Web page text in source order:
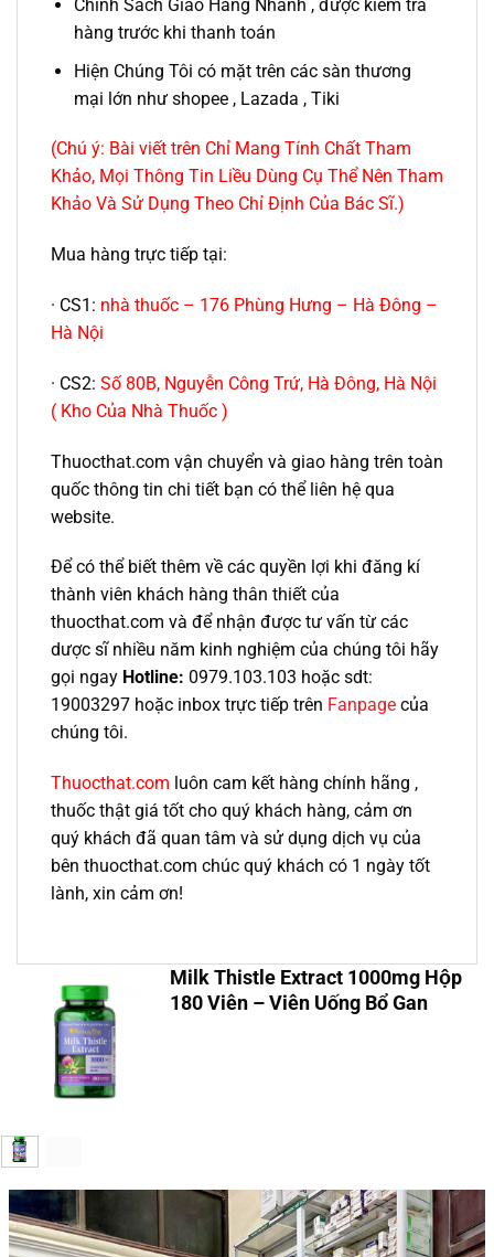
Chính Sách Giao Hàng Nhanh , được kiểm tra
hàng trước khi thanh toán
Hiện Chúng Tôi có mặt trên các sàn thương
mại lớn như shopee , Lazada , Tiki
(Chú ý: Bài viết trên Chỉ Mang Tính Chất Tham
Khảo, Mọi Thông Tin Liều Dùng Cụ Thể Nên Tham
Khảo Và Sử Dụng Theo Chỉ Định Của Bác Sĩ.)
Mua hàng trực tiếp tại:
· CS1: nhà thuốc – 176 Phùng Hưng – Hà Đông –
Hà Nội
· CS2: Số 80B, Nguyễn Công Trứ, Hà Đông, Hà Nội
( Kho Của Nhà Thuốc )
Thuocthat.com vận chuyển và giao hàng trên toàn
quốc thông tin chi tiết bạn có thể liên hệ qua
website.
Để có thể biết thêm về các quyền lợi khi đăng kí
thành viên khách hàng thân thiết của
thuocthat.com và để nhận được tư vấn từ các
dược sĩ nhiều năm kinh nghiệm của chúng tôi hãy
gọi ngay Hotline: 0979.103.103 hoặc sdt:
19003297 hoặc inbox trực tiếp trên Fanpage của
chúng tôi.
Thuocthat.com luôn cam kết hàng chính hãng ,
thuốc thật giá tốt cho quý khách hàng, cảm ơn
quý khách đã quan tâm và sử dụng dịch vụ của
bên thuocthat.com chúc quý khách có 1 ngày tốt
lành, xin cảm ơn!
Milk Thistle Extract 1000mg Hộp
180 Viên – Viên Uống Bổ Gan